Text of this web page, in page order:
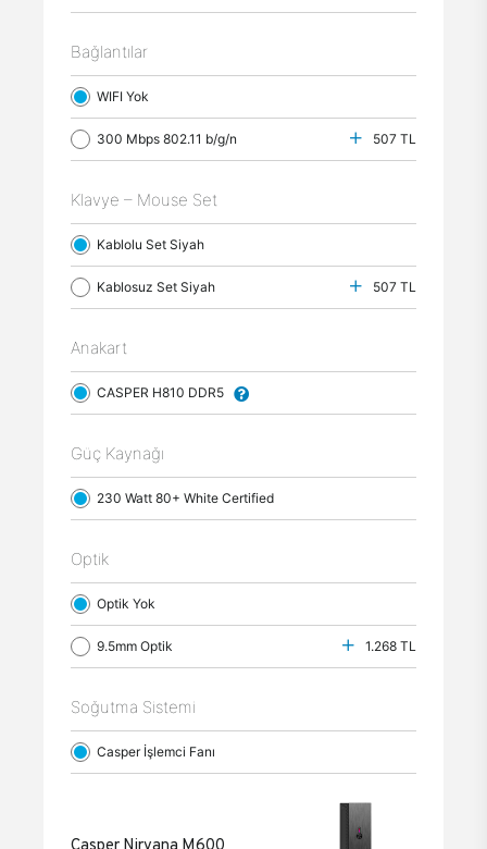
Bağlantılar
WIFI Yok
300 Mbps 802.11 b/g/n 507 TL
Klavye – Mouse Set
Kablolu Set Siyah
Kablosuz Set Siyah 507 TL
Anakart
CASPER H810 DDR5
Güç Kaynağı
230 Watt 80+ White Certified
Optik
Optik Yok
9.5mm Optik 1.268 TL
Soğutma Sistemi
Casper İşlemci Fanı
Casper Nirvana M600